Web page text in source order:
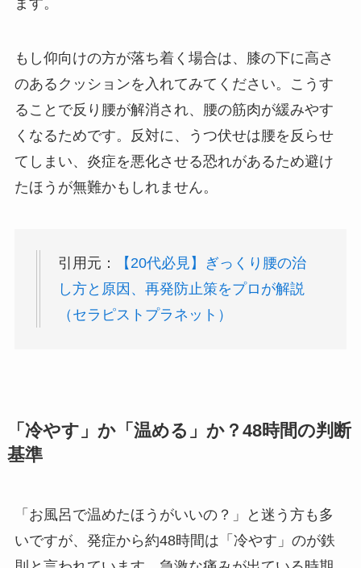
もし仰向けの方が落ち着く場合は、膝の下に高さ
のあるクッションを入れてみてください。こうす
ることで反り腰が解消され、腰の筋肉が緩みやす
くなるためです。反対に、うつ伏せは腰を反らせ
てしまい、炎症を悪化させる恐れがあるため避け
たほうが無難かもしれません。
引用元：
【20代必見】ぎっくり腰の治
し方と原因、再発防止策をプロが解説
（セラピストプラネット）
「冷やす」か「温める」か？48時間の判断
基準
「お風呂で温めたほうがいいの？」と迷う方も多
いですが、発症から約48時間は「冷やす」のが鉄